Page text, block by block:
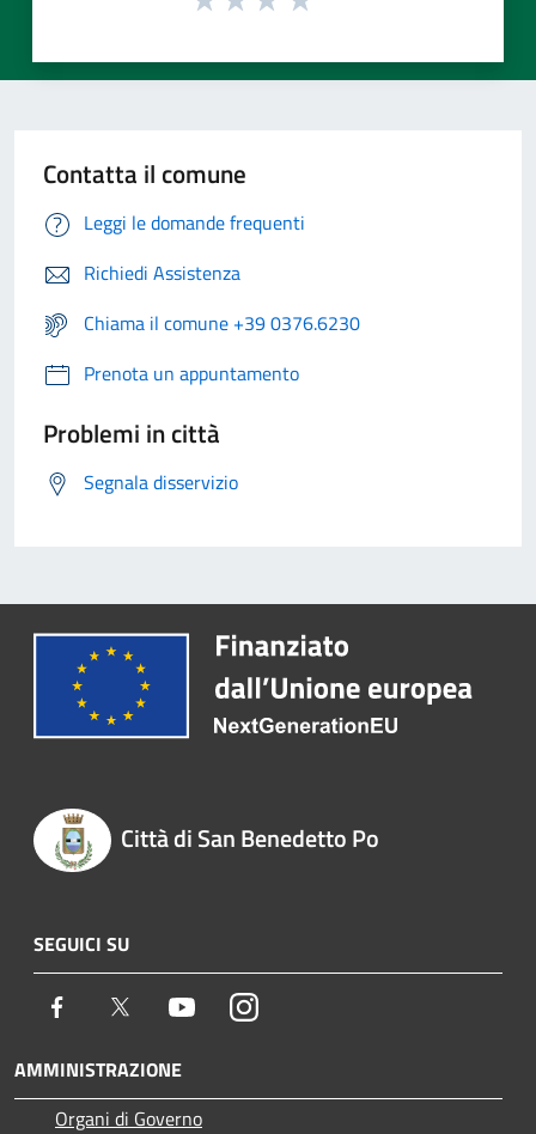
Contatta il comune
Leggi le domande frequenti
Richiedi Assistenza
Chiama il comune +39 0376.6230
Prenota un appuntamento
Problemi in città
Segnala disservizio
Città di San Benedetto Po
SEGUICI SU
Facebook Twitter YoutubeInstagram
AMMINISTRAZIONE
Organi di Governo